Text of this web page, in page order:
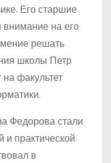
Его старшие
на его
решать
школы Петр
факультет
Федорова стали
практической
в